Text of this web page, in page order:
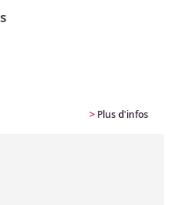
> Plus d'infos